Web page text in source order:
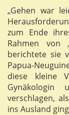
„Gehen war
zum Ende
Rahmen von
berichtete sie
Papua-
diese kleine
verschlagen,
ins Ausland